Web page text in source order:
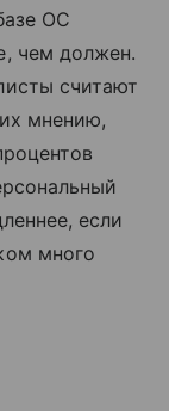
ОС
чем должен.
считают
мнению,
если
много